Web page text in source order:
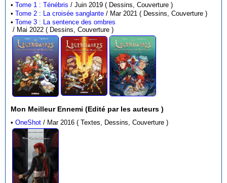
•Tome 1 : Ténébris
/ Juin 2019 ( Dessins, Couverture )
•Tome 2 : La croisée sanglante
/ Mar 2021 ( Dessins, Couverture )
•Tome 3 : La sentence des ombres
/ Mai 2022 ( Dessins, Couverture )
Mon Meilleur Ennemi (Edité par les auteurs )
•OneShot / Mar 2016 ( Textes, Dessins, Couverture )